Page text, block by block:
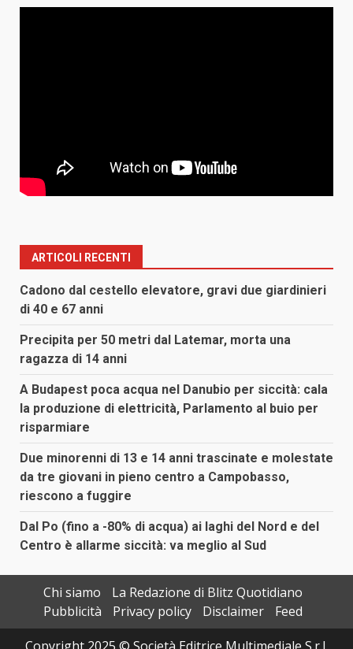
ARTICOLI RECENTI
Cadono dal cestello elevatore, gravi due giardinieri
di 40 e 67 anni
Precipita per 50 metri dal Latemar, morta una
ragazza di 14 anni
A Budapest poca acqua nel Danubio per siccità: cala
la produzione di elettricità, Parlamento al buio per
risparmiare
Due minorenni di 13 e 14 anni trascinate e molestate
da tre giovani in pieno centro a Campobasso,
riescono a fuggire
Dal Po (fino a -80% di acqua) ai laghi del Nord e del
Centro è allarme siccità: va meglio al Sud
Chi siamo
La Redazione di Blitz Quotidiano
Pubblicità
Privacy policy Disclaimer
Feed